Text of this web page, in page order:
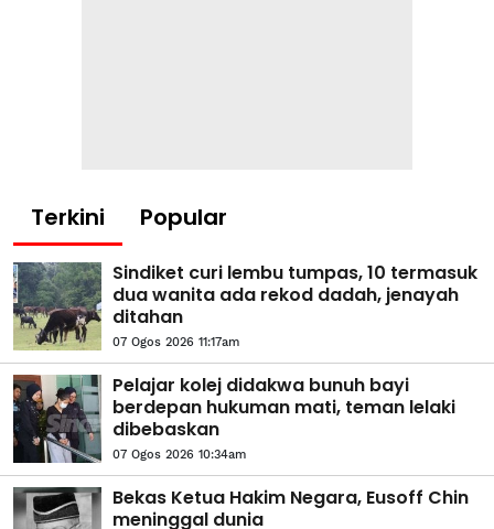
Terkini Popular
Sindiket curi lembu tumpas, 10 termasuk
dua wanita ada rekod dadah, jenayah
ditahan
07 Ogos 2026 11:17am
Pelajar kolej didakwa bunuh bayi
berdepan hukuman mati, teman lelaki
dibebaskan
07 Ogos 2026 10:34am
Bekas Ketua Hakim Negara, Eusoff Chin
meninggal dunia